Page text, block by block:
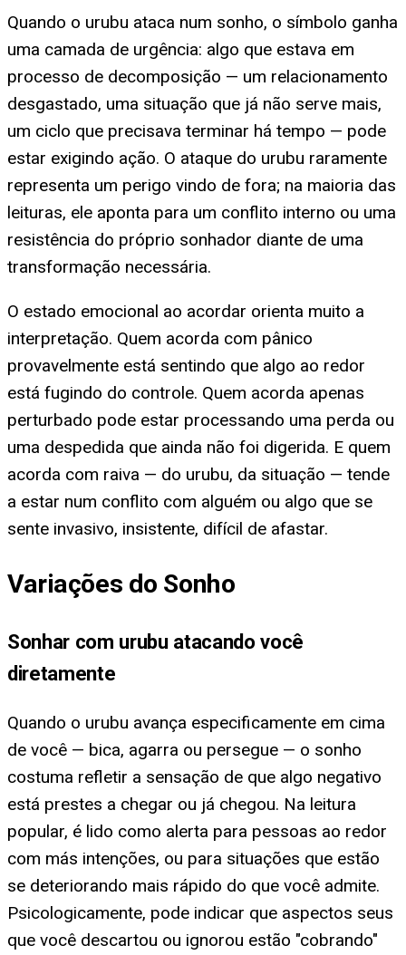
Quando o urubu ataca num sonho, o símbolo ganha
uma camada de urgência: algo que estava em
processo de decomposição — um relacionamento
desgastado, uma situação que já não serve mais,
um ciclo que precisava terminar há tempo — pode
estar exigindo ação. O ataque do urubu raramente
representa um perigo vindo de fora; na maioria das
leituras, ele aponta para um conflito interno ou uma
resistência do próprio sonhador diante de uma
transformação necessária.
O estado emocional ao acordar orienta muito a
interpretação. Quem acorda com pânico
provavelmente está sentindo que algo ao redor
está fugindo do controle. Quem acorda apenas
perturbado pode estar processando uma perda ou
uma despedida que ainda não foi digerida. E quem
acorda com raiva — do urubu, da situação — tende
a estar num conflito com alguém ou algo que se
sente invasivo, insistente, difícil de afastar.
Variações do Sonho
Sonhar com urubu atacando você
diretamente
Quando o urubu avança especificamente em cima
de você — bica, agarra ou persegue — o sonho
costuma refletir a sensação de que algo negativo
está prestes a chegar ou já chegou. Na leitura
popular, é lido como alerta para pessoas ao redor
com más intenções, ou para situações que estão
se deteriorando mais rápido do que você admite.
Psicologicamente, pode indicar que aspectos seus
que você descartou ou ignorou estão "cobrando"